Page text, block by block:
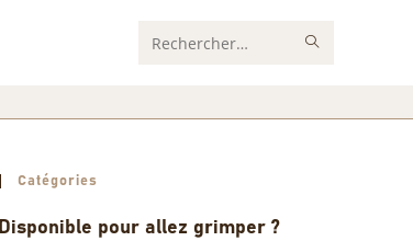
Rechercher
Catégories
Disponible pour allez grimper ?